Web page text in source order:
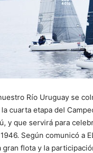
Río Uruguay se
cuarta etapa del
y que servirá para
Según comunicó a
gran flota y la